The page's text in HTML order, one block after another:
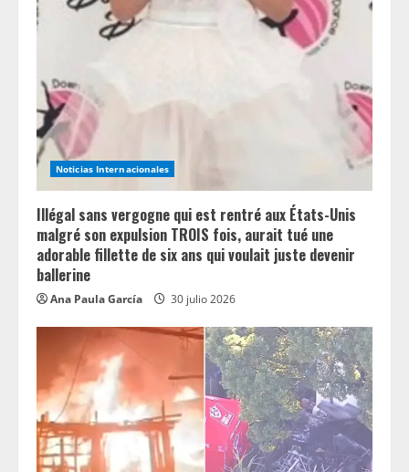
Noticias Internacionales
Illégal sans vergogne qui est rentré aux États-Unis
malgré son expulsion TROIS fois, aurait tué une
adorable fillette de six ans qui voulait juste devenir
ballerine
Ana Paula García 30 julio 2026